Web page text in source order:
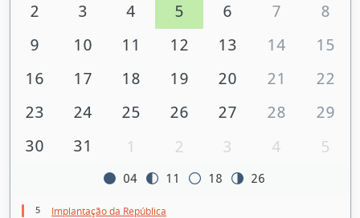
2
3 4 5 6 7
8
9
10 11 12 13 14
15
16
17 18 19 20 21
22
23
24 25 26 27 28
29
30
31 1 2 3 4 5
04 11 18 26
5 Implantação da República